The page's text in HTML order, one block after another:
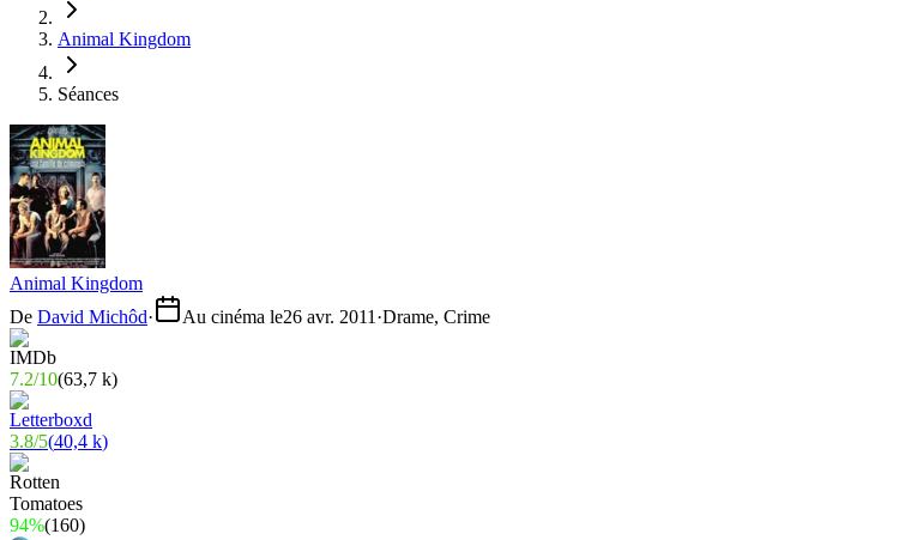
Animal Kingdom
Séances
Animal Kingdom
De David Michôd· Au cinéma le26 avr. 2011 ·Drame, Crime
7.2/10(63,7 k)
3.8/5(40,4 k)
94%(160)